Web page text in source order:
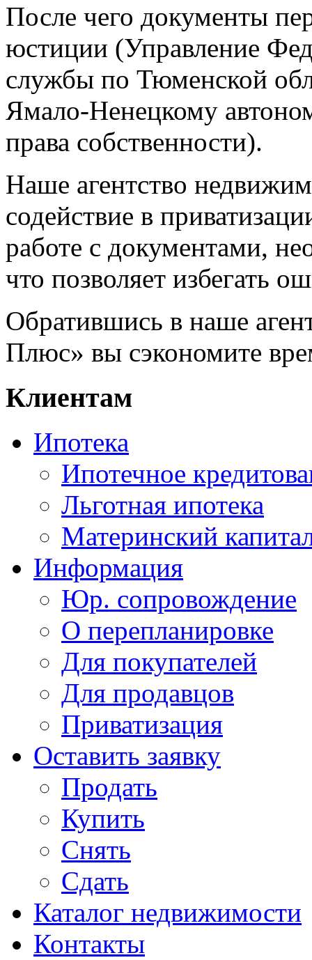
После чего документы
юстиции (Управление
службы по Тюменской
Ямало-Ненецкому
права собственности).
Наше агентство
содействие в
работе с документами,
что позволяет избегать
Обратившись в наше
Плюс» вы сэкономите
Клиентам
Ипотека
Ипотечное
Льготная ипотека
Материнский
Информация
Юр. сопровождение
О перепланировке
Для покупателей
Для продавцов
Приватизация
Оставить заявку
Продать
Купить
Снять
Сдать
Каталог недвижимости
Контакты